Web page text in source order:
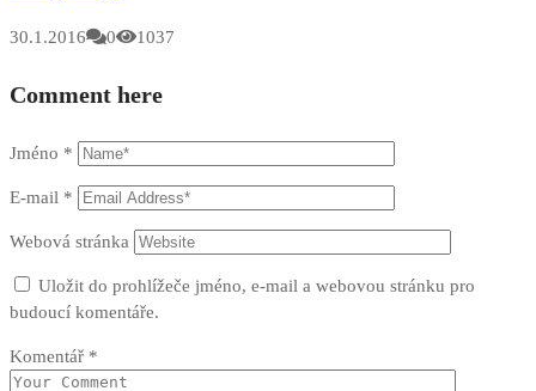
30.1.2016 0 1037
Comment here
Jméno *
E-mail *
Webová stránka
Uložit do prohlížeče jméno, e-mail a webovou stránku pro
budoucí komentáře.
Komentář *